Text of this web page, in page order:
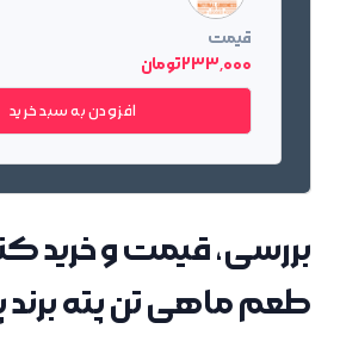
قیمت
233٬000 تومان
افزودن به سبد خرید
بررسی، قیمت و خرید
طعم ماهی تن پته برند